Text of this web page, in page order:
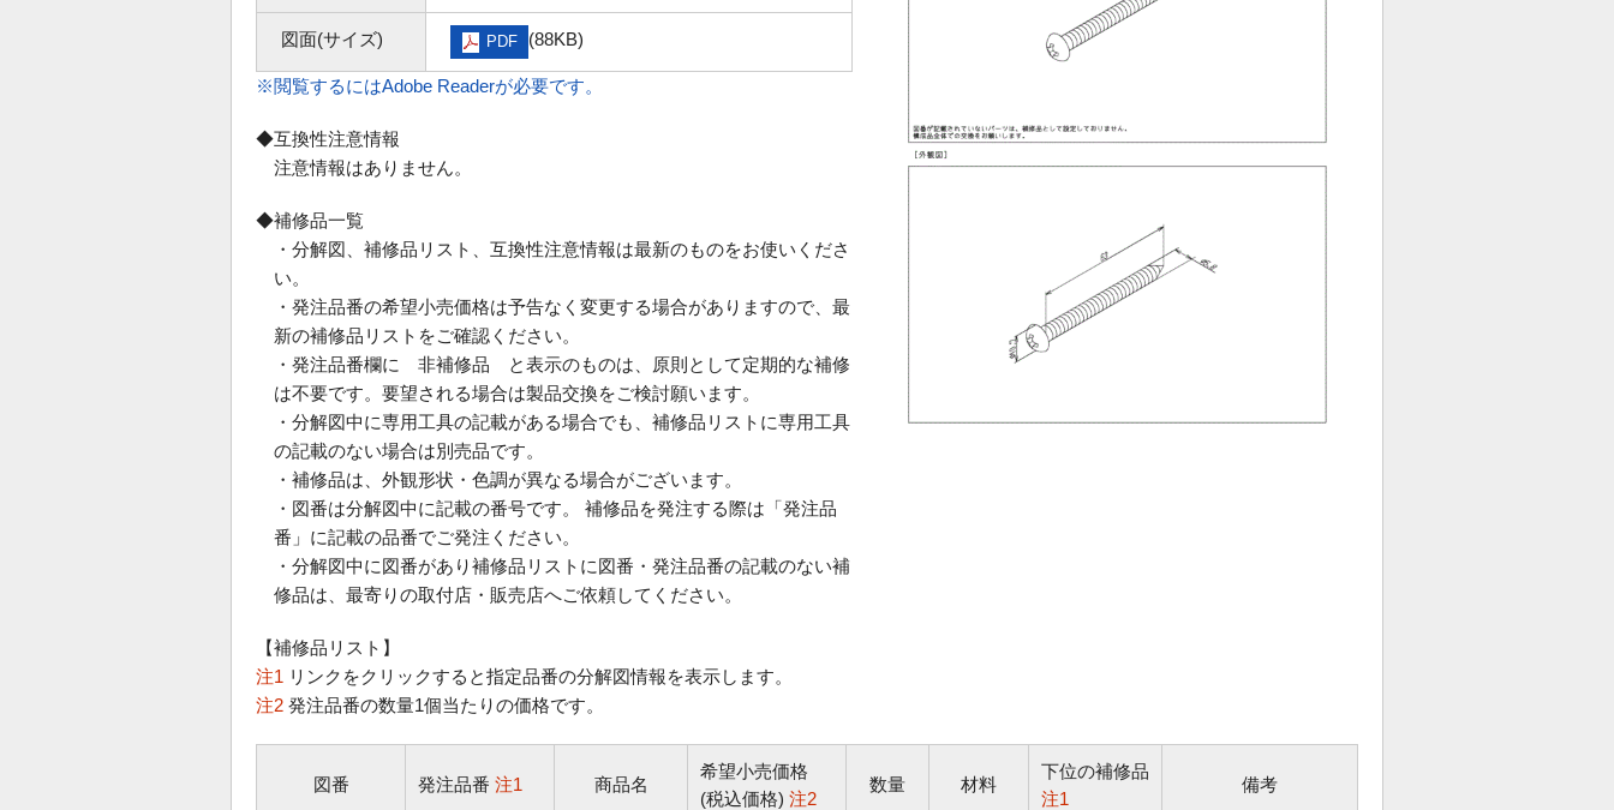
図面(サイズ) PDF (88KB)
※閲覧するにはAdobe Readerが必要です。
◆互換性注意情報
注意情報はありません。
◆補修品一覧
・分解図、補修品リスト、互換性注意情報は最新のものをお使いくださ
い。
・発注品番の希望小売価格は予告なく変更する場合がありますので、最
新の補修品リストをご確認ください。
・発注品番欄に 非補修品 と表示のものは、原則として定期的な補修
は不要です。要望される場合は製品交換をご検討願います。
・分解図中に専用工具の記載がある場合でも、補修品リストに専用工具
の記載のない場合は別売品です。
・補修品は、外観形状・色調が異なる場合がございます。
・図番は分解図中に記載の番号です。 補修品を発注する際は「発注品
番」に記載の品番でご発注ください。
・分解図中に図番があり補修品リストに図番・発注品番の記載のない補
修品は、最寄りの取付店・販売店へご依頼してください。
【補修品リスト】
注1 リンクをクリックすると指定品番の分解図情報を表示します。
注2 発注品番の数量1個当たりの価格です。
図番 発注品番 注1 商品名
希望小売価格
(税込価格) 注2
数量 材料
下位の補修品
注1
備考